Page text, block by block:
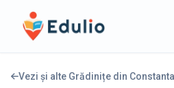
Edulio
Vezi și alte Grădinițe din Constanta